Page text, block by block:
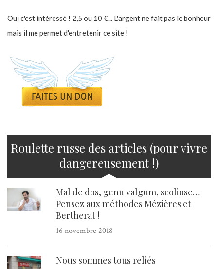
Oui c'est intéressé ! 2,5 ou 10 €... L'argent ne fait pas le bonheur
mais il me permet d'entretenir ce site !
Roulette russe des articles (pour vivre
dangereusement !)
Mal de dos, genu valgum, scoliose…
Pensez aux méthodes Mézières et
Bertherat !
16 novembre 2018
Nous sommes tous reliés